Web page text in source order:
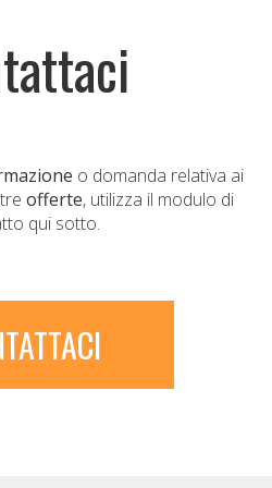
o domanda relativa ai
offerte, utilizza il modulo di
qui sotto.